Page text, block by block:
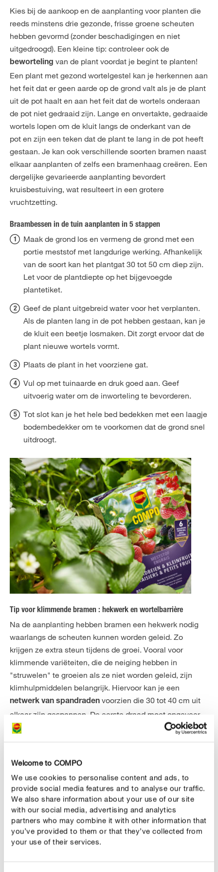
Welcome to COMPO
We use cookies to personalise content and ads, to
provide social media features and to analyse our traffic.
We also share information about your use of our site
with our social media, advertising and analytics
partners who may combine it with other information that
you’ve provided to them or that they’ve collected from
your use of their services.
Kies bij de aankoop en de aanplanting voor planten die
reeds minstens drie gezonde, frisse groene scheuten
hebben gevormd (zonder beschadigingen en niet
uitgedroogd). Een kleine tip: controleer ook de
beworteling van de plant voordat je begint te planten!
Een plant met gezond wortelgestel kan je herkennen aan
het feit dat er geen aarde op de grond valt als je de plant
uit de pot haalt en aan het feit dat de wortels onderaan
de pot niet gedraaid zijn. Lange en onvertakte, gedraaide
wortels lopen om de kluit langs de onderkant van de
pot en zijn een teken dat de plant te lang in de pot heeft
gestaan. Je kan ook verschillende soorten bramen naast
elkaar aanplanten of zelfs een bramenhaag creëren. Een
dergelijke gevarieerde aanplanting bevordert
kruisbestuiving, wat resulteert in een grotere
vruchtzetting.
Braambessen in de tuin aanplanten in 5 stappen
Maak de grond los en vermeng de grond met een
portie meststof met langdurige werking. Afhankelijk
van de soort kan het plantgat 30 tot 50 cm diep zijn.
Let voor de plantdiepte op het bijgevoegde
plantetiket.
Geef de plant uitgebreid water voor het verplanten.
Als de planten lang in de pot hebben gestaan, kan je
de kluit een beetje losmaken. Dit zorgt ervoor dat de
plant nieuwe wortels vormt.
Plaats de plant in het voorziene gat.
Vul op met tuinaarde en druk goed aan. Geef
uitvoerig water om de inworteling te bevorderen.
Tot slot kan je het hele bed bedekken met een laagje
bodembedekker om te voorkomen dat de grond snel
uitdroogt.
Tip voor klimmende bramen : hekwerk en wortelbarrière
Na de aanplanting hebben bramen een hekwerk nodig
waarlangs de scheuten kunnen worden geleid. Zo
krijgen ze extra steun tijdens de groei. Vooral voor
klimmende variëteiten, die de neiging hebben in
"struwelen" te groeien als ze niet worden geleid, zijn
klimhulpmiddelen belangrijk. Hiervoor kan je een
netwerk van spandraden voorzien die 30 tot 40 cm uit
elkaar zijn gespannen. De eerste draad moet ongeveer
50 cm boven de grond worden geplaatst. Gebruik je
Als de bramen snel groeien, wordt eenwortelbarrière
aanbevolen. Een dergelijke barrière voorkomt dat de
bramen beginnen woekeren in de tuin. Aangezien
bramen ondiep wortelen, is een wortelbarrière van
ongeveer 30 cm diep voldoende.